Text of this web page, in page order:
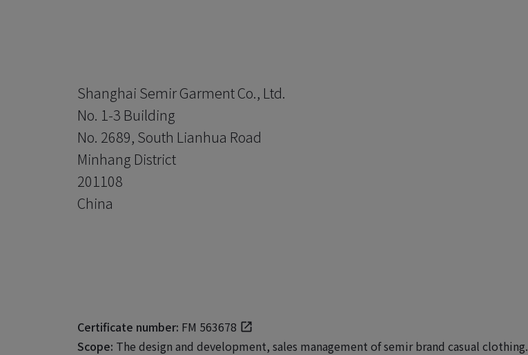
Shanghai Semir Garment Co., Ltd.
No. 1-3 Building
No. 2689, South Lianhua Road
Minhang District
201108
China
Certificate number: FM 563678
Scope: The design and development, sales management of semir brand casual clothing.